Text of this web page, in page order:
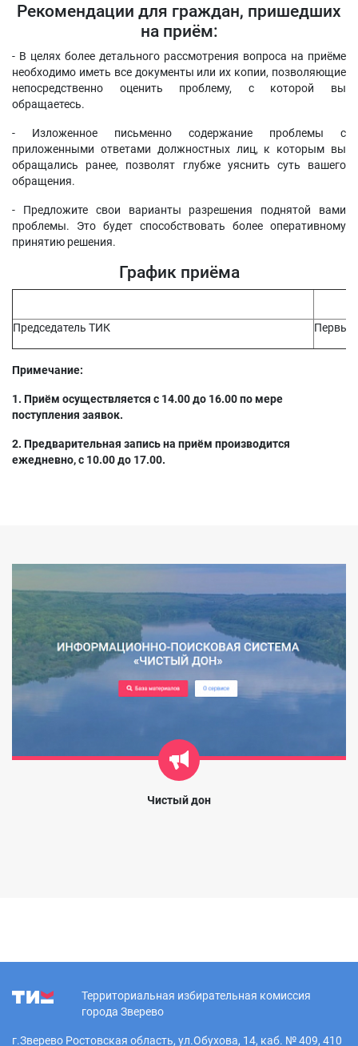
Рекомендации для граждан, пришедших
на приём:
- В целях более детального рассмотрения вопроса на приёме
необходимо иметь все документы или их копии, позволяющие
непосредственно оценить проблему, с которой вы
обращаетесь.
- Изложенное письменно содержание проблемы с
приложенными ответами должностных лиц, к которым вы
обращались ранее, позволят глубже уяснить суть вашего
обращения.
- Предложите свои варианты разрешения поднятой вами
проблемы. Это будет способствовать более оперативному
принятию решения.
График приёма
Председатель ТИК Первый
Примечание:
1. Приём осуществляется с 14.00 до 16.00 по мере
поступления заявок.
2. Предварительная запись на приём производится
ежедневно, с 10.00 до 17.00.
Чистый дон
Территориальная избирательная комиссия
города Зверево
г.Зверево Ростовская область, ул.Обухова, 14, каб. № 409, 410